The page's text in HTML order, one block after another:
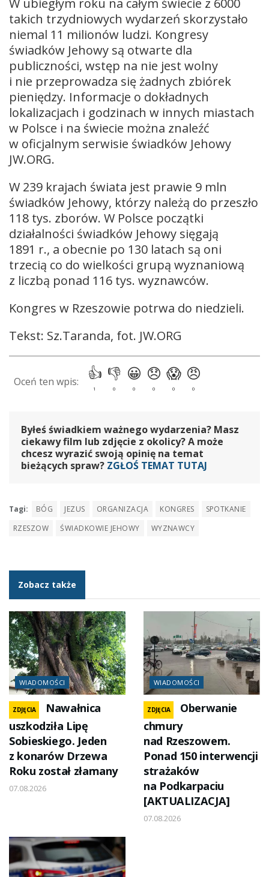
takich trzydniowych wydarzeń skorzystało
niemal 11 milionów ludzi. Kongresy
świadków Jehowy są otwarte dla
publiczności, wstęp na nie jest wolny
i nie przeprowadza się żadnych zbiórek
pieniędzy. Informacje o dokładnych
lokalizacjach i godzinach w innych miastach
w Polsce i na świecie można znaleźć
w oficjalnym serwisie świadków Jehowy
JW.ORG.
W 239 krajach świata jest prawie 9 mln
świadków Jehowy, którzy należą do przeszło
118 tys. zborów. W Polsce początki
działalności świadków Jehowy sięgają
1891 r., a obecnie po 130 latach są oni
trzecią co do wielkości grupą wyznaniową
z liczbą ponad 116 tys. wyznawców.
Kongres w Rzeszowie potrwa do niedzieli.
Tekst: Sz.Taranda, fot. JW.ORG
Byłeś świadkiem ważnego wydarzenia? Masz
ciekawy film lub zdjęcie z okolicy? A może
chcesz wyrazić swoją opinię na temat
bieżących spraw? ZGŁOŚ TEMAT TUTAJ
Tagi: BÓG JEZUS ORGANIZACJA KONGRES
SPOTKANIE
RZESZOW
ŚWIADKOWIE JEHOWY WYZNAWCY
Zobacz także
WIADOMOŚCI
ZDJĘCIA
Nawałnica
uszkodziła Lipę
Sobieskiego. Jeden
z konarów Drzewa
Roku został złamany
07.08.2026
WIADOMOŚCI
ZDJĘCIA
Oberwanie
chmury
nad Rzeszowem.
Ponad 150 interwencji
strażaków
na Podkarpaciu
[AKTUALIZACJA]
07.08.2026